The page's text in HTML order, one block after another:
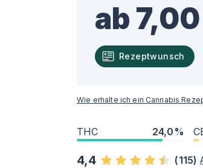
ab
Rezeptwunsch
Wie erhalte ich ein Cannabis
THC 24,0%
4,4 (115)